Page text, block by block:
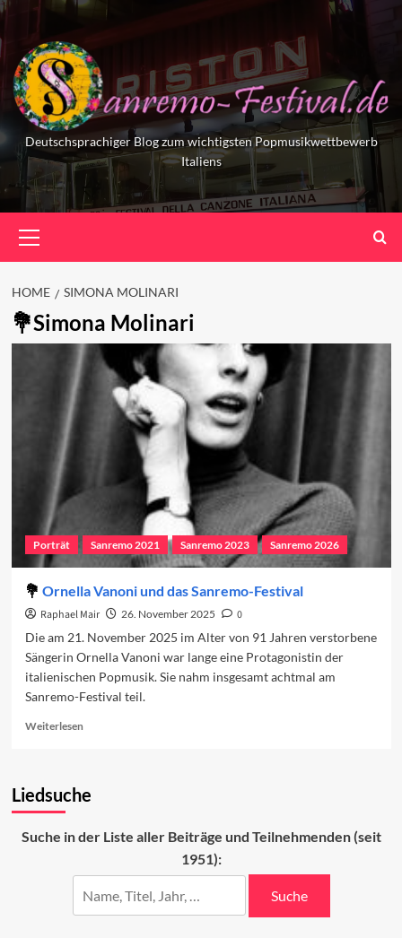
Skip
to
content
Deutschsprachiger Blog zum wichtigsten Popmusikwettbewerb
Italiens
Menu
HOME SIMONA MOLINARI
Simona Molinari
Porträt Sanremo 2021 Sanremo 2023 Sanremo 2026
Ornella Vanoni und das Sanremo-Festival
Raphael Mair 26. November 2025
0
Die am 21. November 2025 im Alter von 91 Jahren verstorbene
Sängerin Ornella Vanoni war lange eine Protagonistin der
italienischen Popmusik. Sie nahm insgesamt achtmal am
Sanremo-Festival teil.
WeiterlesenRead
Vanoni
Sanremo-
Liedsuche
Suche in der Liste aller Beiträge und Teilnehmenden (seit
1951):
Suche